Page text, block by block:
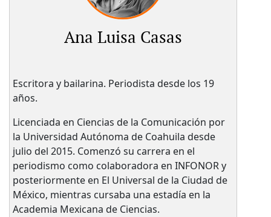
Ana Luisa Casas
Escritora y bailarina. Periodista desde los 19
años.
Licenciada en Ciencias de la Comunicación por
la Universidad Autónoma de Coahuila desde
julio del 2015. Comenzó su carrera en el
periodismo como colaboradora en INFONOR y
posteriormente en El Universal de la Ciudad de
México, mientras cursaba una estadía en la
Academia Mexicana de Ciencias.